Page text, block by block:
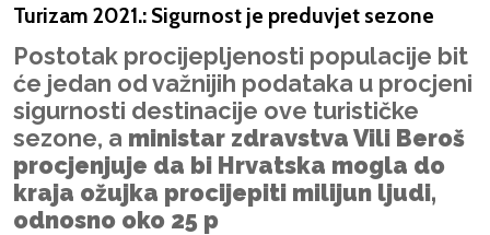
Turizam 2021.: Sigurnost je preduvjet sezone
Postotak procijepljenosti populacije bit
će jedan od važnijih podataka u procjeni
sigurnosti destinacije ove turističke
sezone, a ministar zdravstva Vili Beroš
procjenjuje da bi Hrvatska mogla do
kraja ožujka procijepiti milijun ljudi,
odnosno oko 25 p